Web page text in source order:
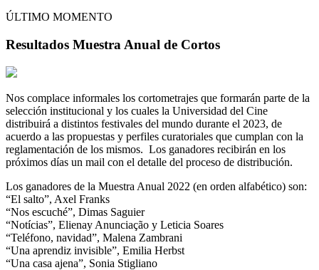
ÚLTIMO MOMENTO
Resultados Muestra Anual de Cortos
Nos complace informales los cortometrajes que formarán parte de la
selección institucional y los cuales la Universidad del Cine
distribuirá a distintos festivales del mundo durante el 2023, de
acuerdo a las propuestas y perfiles curatoriales que cumplan con la
reglamentación de los mismos. Los ganadores recibirán en los
próximos días un mail con el detalle del proceso de distribución.
Los ganadores de la Muestra Anual 2022 (en orden alfabético) son:
“El salto”, Axel Franks
“Nos escuché”, Dimas Saguier
“Notícias”, Elienay Anunciação y Leticia Soares
“Teléfono, navidad”, Malena Zambrani
“Una aprendiz invisible”, Emilia Herbst
“Una casa ajena”, Sonia Stigliano